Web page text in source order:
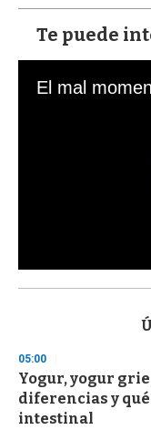
Te puede
s
d
s
o
f
3
05:00
Yogur, yogur
diferencias y
intestinal